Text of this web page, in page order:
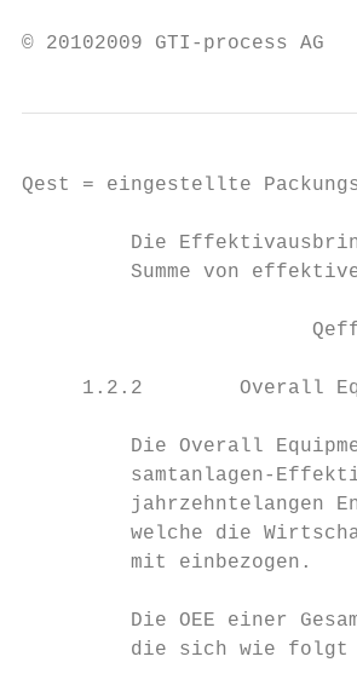
© 20102009 GTI-
Qest = eingestellte
Die
Summe von
1.2.2        Overall
Die Overall
samtanlagen-
jahrzehntelangen
welche die
         mit einbezogen.
Die OEE einer
die sich wie folgt